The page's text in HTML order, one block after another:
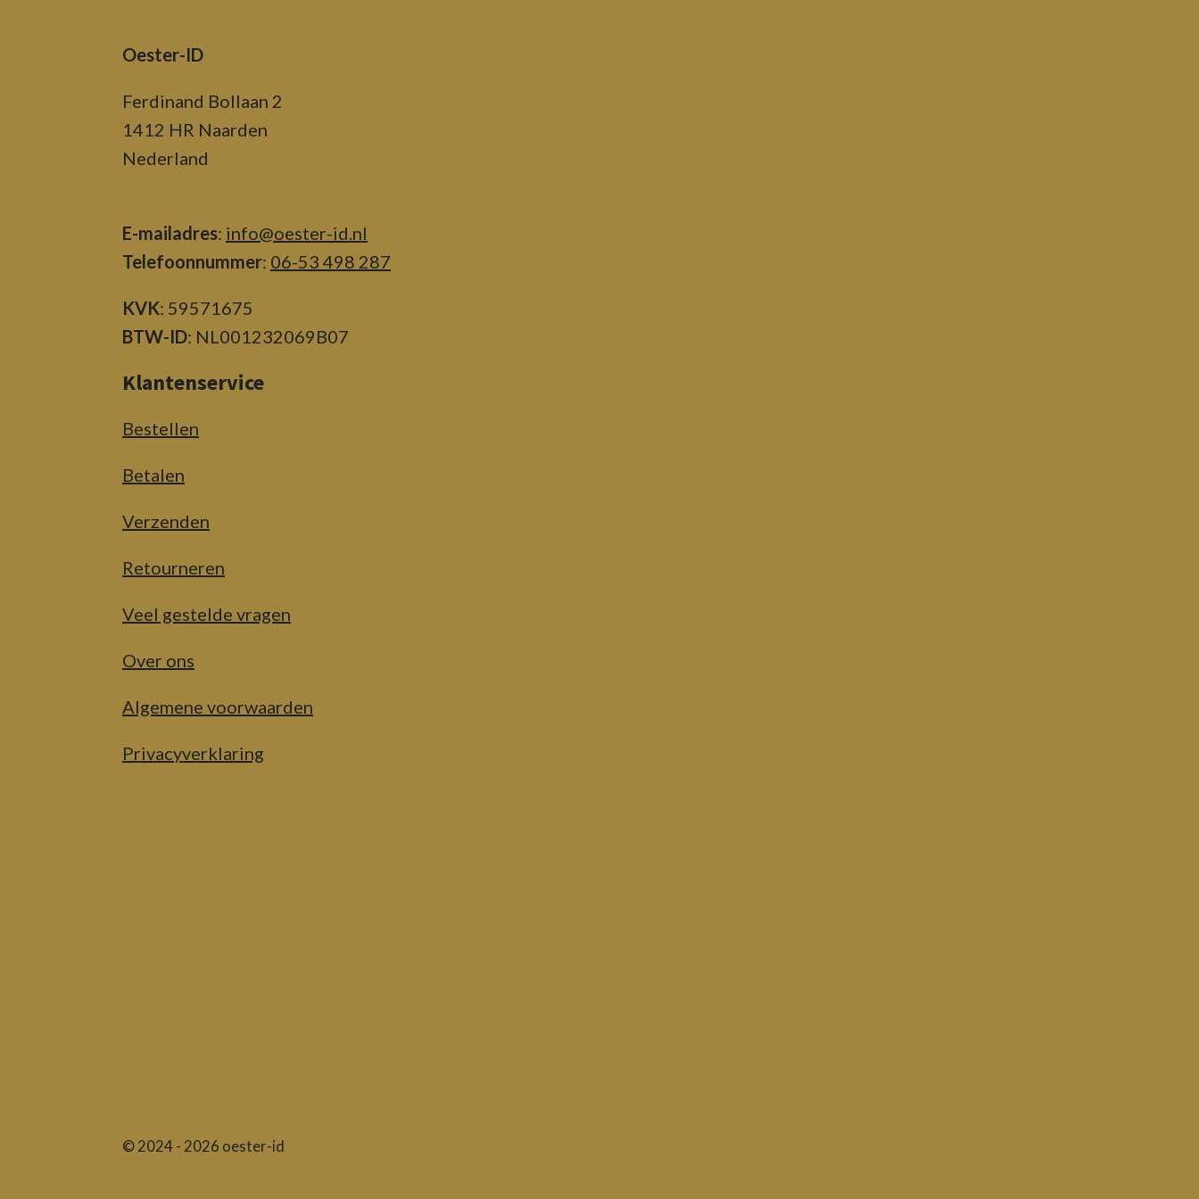
Oester-ID
Ferdinand Bollaan 2
1412 HR Naarden
Nederland
E-mailadres: info@oester-id.nl
Telefoonnummer: 06-53 498 287
KVK: 59571675
BTW-ID: NL001232069B07
Klantenservice
Bestellen
Betalen
Verzenden
Retourneren
Veel gestelde vragen
Over ons
Algemene voorwaarden
Privacyverklaring
© 2024 - 2026 oester-id